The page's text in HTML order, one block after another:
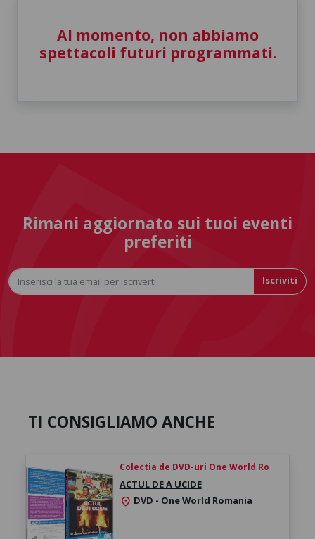
Al momento, non abbiamo
spettacoli futuri programmati.
Rimani aggiornato sui tuoi eventi
preferiti
Iscriviti
TI CONSIGLIAMO ANCHE
Colectia de DVD-uri One World Ro
ACTUL DE A UCIDE
location_on DVD - One World Romania